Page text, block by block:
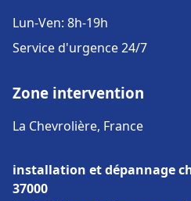
Lun-Ven: 8h-19h
Service d'urgence 24/7
Zone intervention
La Chevrolière, France
installation et dépannage
37000